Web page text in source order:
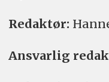
Redaktør:
Ansvarlig